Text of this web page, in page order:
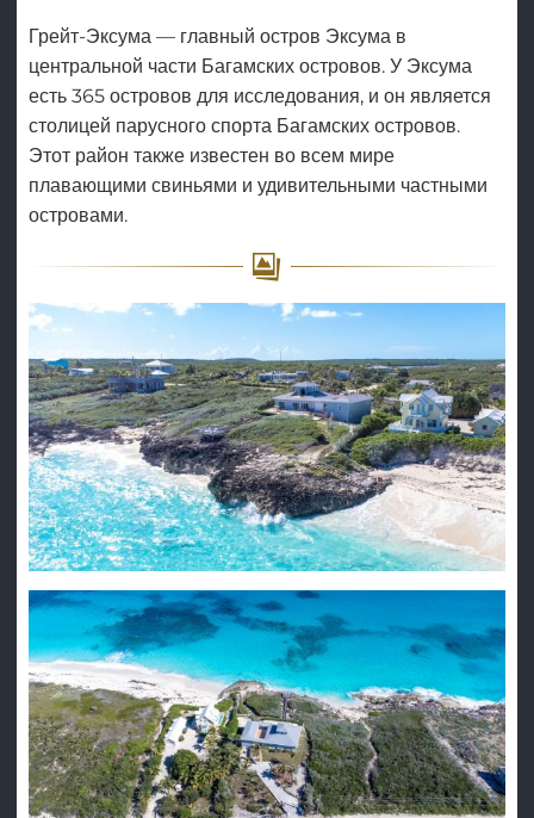
Грейт-Эксума — главный остров Эксума в
центральной части Багамских островов. У Эксума
есть 365 островов для исследования, и он является
столицей парусного спорта Багамских островов.
Этот район также известен во всем мире
плавающими свиньями и удивительными частными
островами.